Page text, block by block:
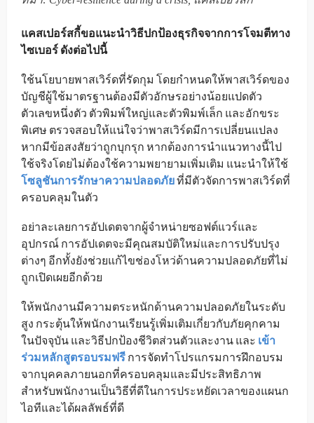
แคสเปอร์สกี้ขอแนะนำวิธีปกป้องธุรกิจจากการโจมตีทาง
ไซเบอร์ ดังต่อไปนี้
ใช้นโยบายพาสเวิร์ดที่รัดกุม โดยกำหนดให้พาสเวิร์ดของ
บัญชีผู้ใช้มาตรฐานต้องมีตัวอักษรอย่างน้อยแปดตัว
ตัวเลขหนึ่งตัว ตัวพิมพ์ใหญ่และตัวพิมพ์เล็ก และอักขระ
พิเศษ ตรวจสอบให้แน่ใจว่าพาสเวิร์ดมีการเปลี่ยนแปลง
หากมีข้อสงสัยว่าถูกบุกรุก หากต้องการนำแนวทางนี้ไป
ใช้จริงโดยไม่ต้องใช้ความพยายามเพิ่มเติม แนะนำให้ใช้
โซลูชันการรักษาความปลอดภัยที่มีตัวจัดการพาสเวิร์ดที่
ครอบคลุมในตัว
อย่าละเลยการอัปเดตจากผู้จำหน่ายซอฟต์แวร์และ
อุปกรณ์ การอัปเดตจะมีคุณสมบัติใหม่และการปรับปรุง
ต่างๆ อีกทั้งยังช่วยแก้ไขช่องโหว่ด้านความปลอดภัยที่ไม่
ถูกเปิดเผยอีกด้วย
ให้พนักงานมีความตระหนักด้านความปลอดภัยในระดับ
สูง กระตุ้นให้พนักงานเรียนรู้เพิ่มเติมเกี่ยวกับภัยคุกคาม
ในปัจจุบัน และวิธีปกป้องชีวิตส่วนตัวและงาน และ เข้า
ร่วมหลักสูตรอบรมฟรี การจัดทำโปรแกรมการฝึกอบรม
จากบุคคลภายนอกที่ครอบคลุมและมีประสิทธิภาพ
สำหรับพนักงานเป็นวิธีที่ดีในการประหยัดเวลาของแผนก
ไอทีและได้ผลลัพธ์ที่ดี